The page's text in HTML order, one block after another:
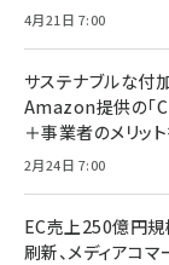
4月21日 7:00
サステナブルな付
Amazon提供の「
＋事業者のメリッ
2月24日 7:00
EC売上250億円
刷新、メディアコ